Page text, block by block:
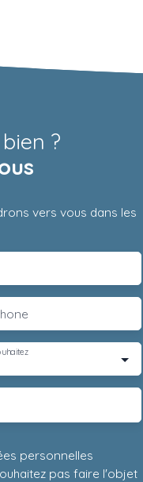
?
vers vous dans les
personnelles
pas faire l'objet